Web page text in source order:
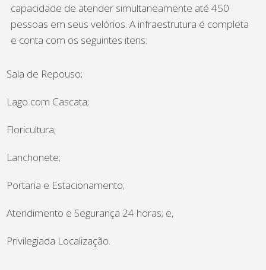
capacidade de atender simultaneamente até 450
pessoas em seus velórios. A infraestrutura é completa
e conta com os seguintes itens:
Sala de Repouso;
Lago com Cascata;
Floricultura;
Lanchonete;
Portaria e Estacionamento;
Atendimento e Segurança 24 horas; e,
Privilegiada Localização.